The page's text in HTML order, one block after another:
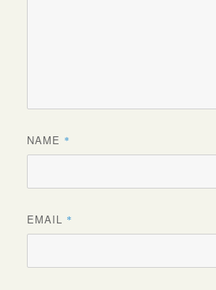
NAME *
EMAIL *